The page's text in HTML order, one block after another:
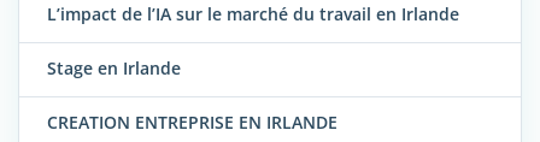
L’impact de l’IA sur le marché du travail en Irlande
Stage en Irlande
CREATION ENTREPRISE EN IRLANDE